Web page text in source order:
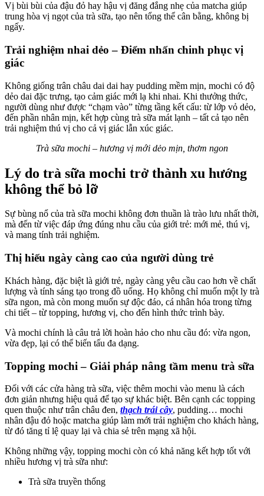
Vị bùi bùi của đậu đỏ hay hậu vị đăng đắng nhẹ của matcha giúp
trung hòa vị ngọt của trà sữa, tạo nên tổng thể cân bằng, không bị
ngấy.
Trải nghiệm nhai dẻo – Điểm nhấn chinh phục vị
giác
Không giống trân châu dai dai hay pudding mềm mịn, mochi có độ
dẻo dai đặc trưng, tạo cảm giác mới lạ khi nhai. Khi thưởng thức,
người dùng như được “chạm vào” từng tầng kết cấu: từ lớp vỏ dẻo,
đến phần nhân mịn, kết hợp cùng trà sữa mát lạnh – tất cả tạo nên
trải nghiệm thú vị cho cả vị giác lẫn xúc giác.
Trà sữa mochi – hương vị mới dẻo mịn, thơm ngon
Lý do trà sữa mochi trở thành xu hướng
không thể bỏ lỡ
Sự bùng nổ của trà sữa mochi không đơn thuần là trào lưu nhất thời,
mà đến từ việc đáp ứng đúng nhu cầu của giới trẻ: mới mẻ, thú vị,
và mang tính trải nghiệm.
Thị hiếu ngày càng cao của người dùng trẻ
Khách hàng, đặc biệt là giới trẻ, ngày càng yêu cầu cao hơn về chất
lượng và tính sáng tạo trong đồ uống. Họ không chỉ muốn một ly trà
sữa ngon, mà còn mong muốn sự độc đáo, cá nhân hóa trong từng
chi tiết – từ topping, hương vị, cho đến hình thức trình bày.
Và mochi chính là câu trả lời hoàn hảo cho nhu cầu đó: vừa ngon,
vừa đẹp, lại có thể biến tấu đa dạng.
Topping mochi – Giải pháp nâng tầm menu trà sữa
Đối với các cửa hàng trà sữa, việc thêm mochi vào menu là cách
đơn giản nhưng hiệu quả để tạo sự khác biệt. Bên cạnh các topping
quen thuộc như trân châu đen, thạch trái cây, pudding… mochi
nhân đậu đỏ hoặc matcha giúp làm mới trải nghiệm cho khách hàng,
từ đó tăng tỉ lệ quay lại và chia sẻ trên mạng xã hội.
Không những vậy, topping mochi còn có khả năng kết hợp tốt với
nhiều hương vị trà sữa như:
Trà sữa truyền thống